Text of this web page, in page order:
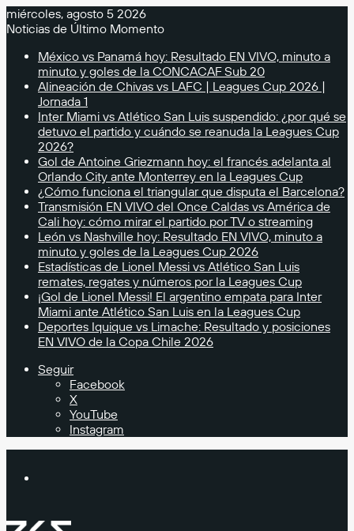
miércoles, agosto 5 2026
Noticias de Último Momento
México vs Panamá hoy: Resultado EN VIVO, minuto a
minuto y goles de la CONCACAF Sub 20
Alineación de Chivas vs LAFC | Leagues Cup 2026 |
Jornada 1
Inter Miami vs Atlético San Luis suspendido: ¿por qué se
detuvo el partido y cuándo se reanuda la Leagues Cup
2026?
Gol de Antoine Griezmann hoy: el francés adelanta al
Orlando City ante Monterrey en la Leagues Cup
¿Cómo funciona el triangular que disputa el Barcelona?
Transmisión EN VIVO del Once Caldas vs América de
Cali hoy: cómo mirar el partido por TV o streaming
León vs Nashville hoy: Resultado EN VIVO, minuto a
minuto y goles de la Leagues Cup 2026
Estadísticas de Lionel Messi vs Atlético San Luis
remates, regates y números por la Leagues Cup
¡Gol de Lionel Messi! El argentino empata para Inter
Miami ante Atlético San Luis en la Leagues Cup
Deportes Iquique vs Limache: Resultado y posiciones
EN VIVO de la Copa Chile 2026
Seguir
Facebook
X
YouTube
Instagram